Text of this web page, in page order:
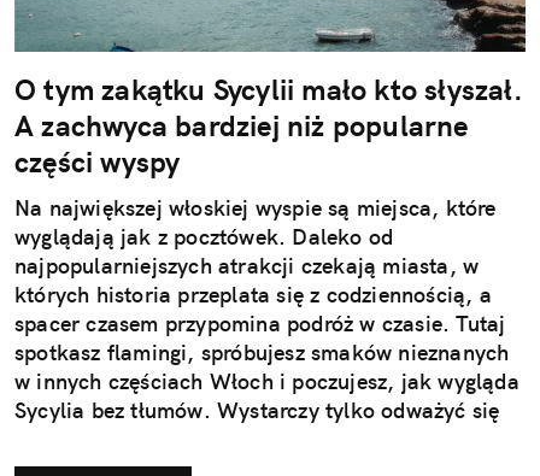
O tym zakątku Sycylii mało kto słyszał.
A zachwyca bardziej niż popularne
części wyspy
Na największej włoskiej wyspie są miejsca, które
wyglądają jak z pocztówek. Daleko od
najpopularniejszych atrakcji czekają miasta, w
których historia przeplata się z codziennością, a
spacer czasem przypomina podróż w czasie. Tutaj
spotkasz flamingi, spróbujesz smaków nieznanych
w innych częściach Włoch i poczujesz, jak wygląda
Sycylia bez tłumów. Wystarczy tylko odważyć się